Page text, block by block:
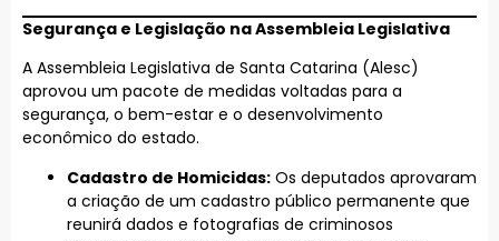
Segurança e Legislação na Assembleia Legislativa
A Assembleia Legislativa de Santa Catarina (Alesc)
aprovou um pacote de medidas voltadas para a
segurança, o bem-estar e o desenvolvimento
econômico do estado.
Cadastro de Homicidas: Os deputados aprovaram
a criação de um cadastro público permanente que
reunirá dados e fotografias de criminosos